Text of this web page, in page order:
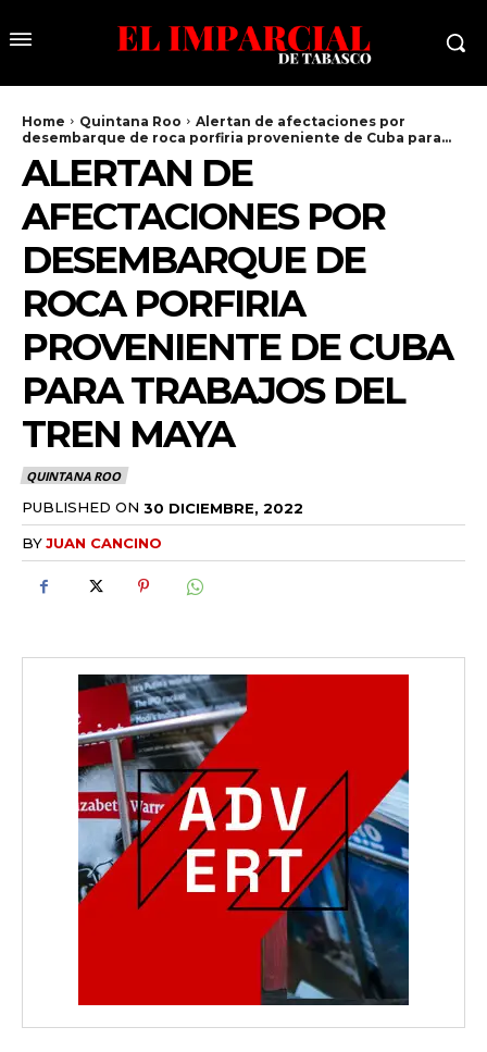
Home Quintana Roo
Alertan de afectaciones por
desembarque de roca porfiria proveniente de Cuba para...
ALERTAN DE
AFECTACIONES POR
DESEMBARQUE DE
ROCA PORFIRIA
PROVENIENTE DE CUBA
PARA TRABAJOS DEL
TREN MAYA
QUINTANA ROO
PUBLISHED ON 30 DICIEMBRE, 2022
BYJUAN CANCINO